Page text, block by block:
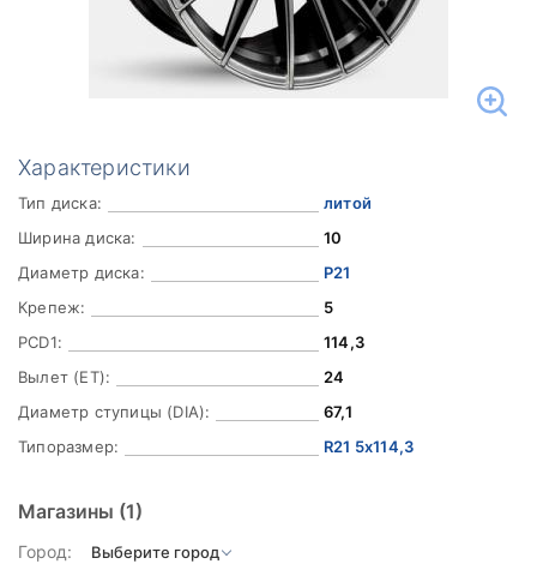
Характеристики
Тип диска:
литой
Ширина диска:
10
Диаметр диска:
Р21
Крепеж:
5
PCD1:
114,3
Вылет (ET):
24
Диаметр ступицы (DIA):
67,1
Типоразмер:
R21 5x114,3
Магазины (1)
Город: